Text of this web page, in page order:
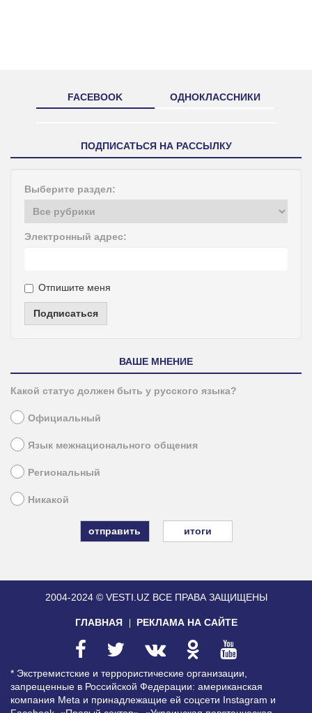
FACEBOOK ОДНОКЛАССНИКИ
ПОДПИСАТЬСЯ НА РАССЫЛКУ
Выберите раздел:
Электронный адрес:
Отпишите меня
Подписаться
ВАШЕ МНЕНИЕ
Какой статус должен быть у русского языка?
Официальный
Язык межнационального общения
Региональный
Никакой
итоги
2004-2024 © VESTI.UZ ВСЕ ПРАВА ЗАЩИЩЕНЫ
ГЛАВНАЯ РЕКЛАМА НА САЙТЕ
* Экстремистские и террористические организации,
запрещенные в Российской Федерации: американская
компания Meta и принадлежащие ей соцсети Instagram и